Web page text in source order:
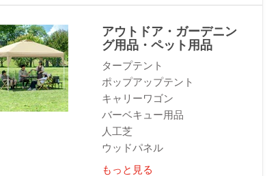
アウトドア・ガーデニン
グ用品・ペット用品
タープテント
ポップアップテント
キャリーワゴン
バーベキュー用品
人工芝
ウッドパネル
もっと見る